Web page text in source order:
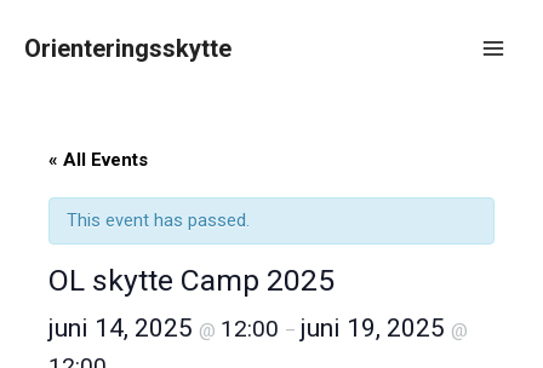
innehållOrienteringsskytte
« All Events
This event has passed.
OL skytte Camp 2025
juni 14, 2025 @ 12:00 – juni 19, 2025 @